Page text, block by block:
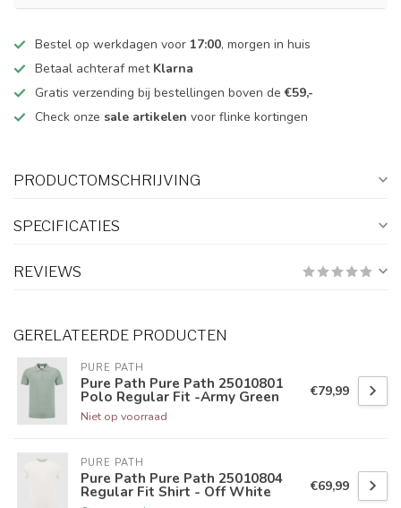
Bestel op werkdagen voor 17:00, morgen in huis
Betaal achteraf met Klarna
Gratis verzending bij bestellingen boven de€59,-
Check onze sale artikelen voor flinke kortingen
PRODUCTOMSCHRIJVING
SPECIFICATIES
REVIEWS
GERELATEERDE PRODUCTEN
PURE PATH
Pure Path Pure Path 25010801
Polo Regular Fit -Army Green
Niet op voorraad
€79,99
PURE PATH
Pure Path Pure Path 25010804
Regular Fit Shirt - Off White €69,99